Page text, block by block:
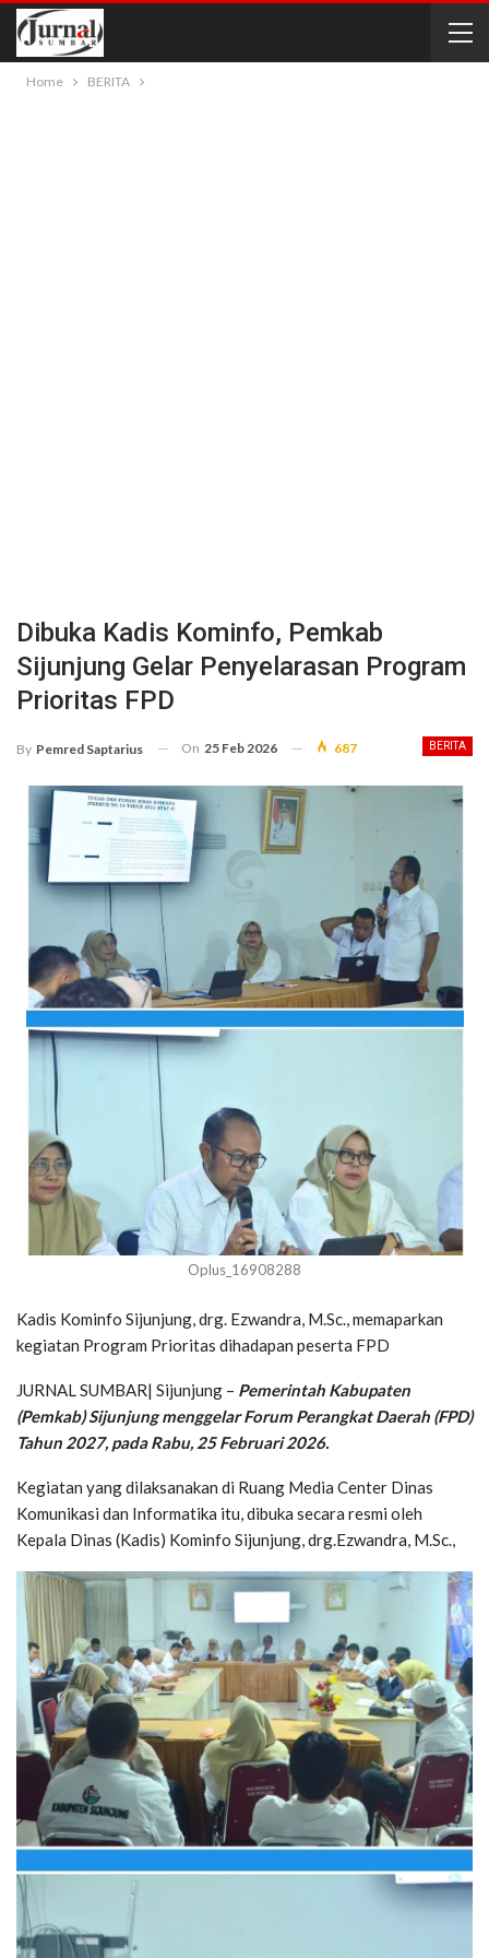
Home BERITA
Dibuka Kadis Kominfo, Pemkab
Sijunjung Gelar Penyelarasan Program
Prioritas FPD
BERITA
By Pemred Saptarius On 25 Feb 2026 687
Oplus_16908288
Kadis Kominfo Sijunjung, drg. Ezwandra, M.Sc., memaparkan
kegiatan Program Prioritas dihadapan peserta FPD
JURNAL SUMBAR| Sijunjung – Pemerintah Kabupaten
(Pemkab) Sijunjung menggelar Forum Perangkat Daerah (FPD)
Tahun 2027, pada Rabu, 25 Februari 2026.
Kegiatan yang dilaksanakan di Ruang Media Center Dinas
Komunikasi dan Informatika itu, dibuka secara resmi oleh
Kepala Dinas (Kadis) Kominfo Sijunjung, drg.Ezwandra, M.Sc.,